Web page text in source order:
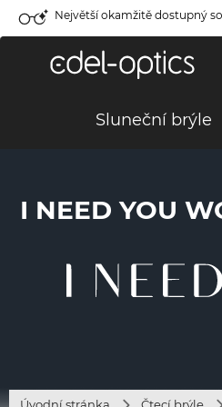
Největší okamžitě dostupný
Sluneční brýle
I NEED YOU